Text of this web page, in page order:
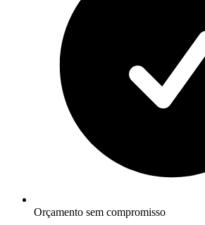
Orçamento sem compromisso